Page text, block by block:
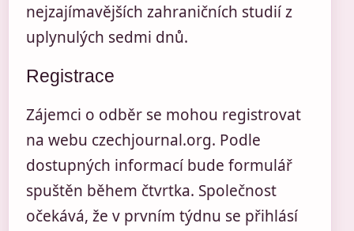
nejzajímavějších zahraničních studií z
uplynulých sedmi dnů.
Registrace
Zájemci o odběr se mohou registrovat
na webu czechjournal.org. Podle
dostupných informací bude formulář
spuštěn během čtvrtka. Společnost
očekává, že v prvním týdnu se přihlásí